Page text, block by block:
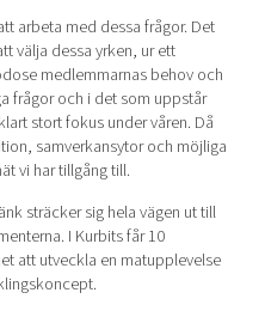
arbeta med dessa frågor. Det
välja dessa yrken, ur ett
medlemmarnas behov och
frågor och i det som uppstår
stort fokus under våren. Då
samverkansytor och möjliga
vi har tillgång till.
sträcker sig hela vägen ut till
I Kurbits får 10
att utveckla en matupplevelse